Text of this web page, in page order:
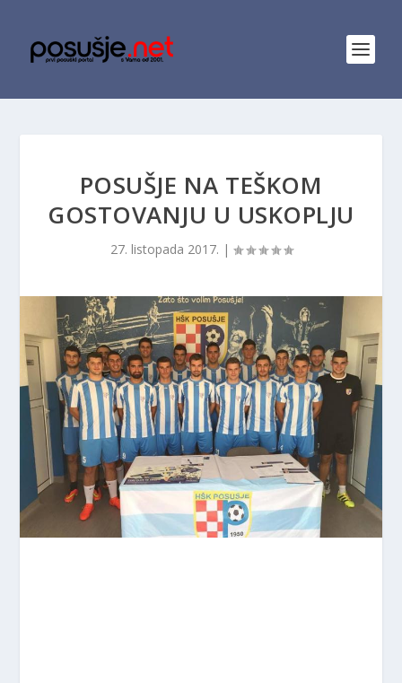
POSUŠJE NA TEŠKOM
GOSTOVANJU U USKOPLJU
27. listopada 2017. |